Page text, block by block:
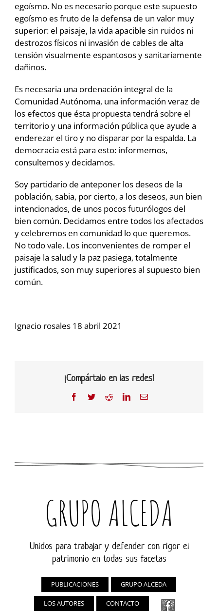
egoísmo. No es necesario porque este supuesto
egoísmo es fruto de la defensa de un valor muy
superior: el paisaje, la vida apacible sin ruidos ni
destrozos físicos ni invasión de cables de alta
tensión visualmente espantosos y sanitariamente
dañinos.
Es necesaria una ordenación integral de la
Comunidad Autónoma, una información veraz de
los efectos que ésta propuesta tendrá sobre el
territorio y una información pública que ayude a
enderezar el tiro y no disparar por la espalda. La
democracia está para esto: informemos,
consultemos y decidamos.
Soy partidario de anteponer los deseos de la
población, sabia, por cierto, a los deseos, aun bien
intencionados, de unos pocos futurólogos del
bien común. Decidamos entre todos los afectados
y celebremos en comunidad lo que queremos.
No todo vale. Los inconvenientes de romper el
paisaje la salud y la paz pasiega, totalmente
justificados, son muy superiores al supuesto bien
común.
Ignacio rosales 18 abril 2021
¡Compártalo en las redes!
Facebook
TwitterRedditLinkedInCorreo
GRUPO ALCEDA
Unidos para trabajar y defender con rigor el
patrimonio en todas sus facetas
PUBLICACIONES GRUPO ALCEDA
LOS AUTORES CONTACTO